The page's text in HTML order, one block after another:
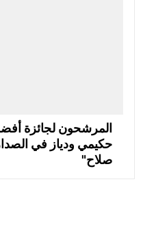
حكيمي ودياز في
صلاح"